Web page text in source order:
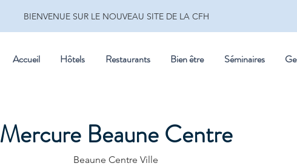
BIENVENUE SUR LE NOUVEAU SITE DE LA CFH
Accueil Hôtels Restaurants Bien être Séminaires
Mercure Beaune Centre
Beaune Centre Ville